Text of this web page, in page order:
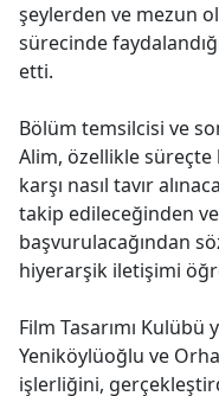
şeylerden ve mezun
sürecinde
etti.
Bölüm temsilcisi ve
Alim, özellikle süreçte
karşı nasıl tavır
takip edileceğinden
başvurulacağından
hiyerarşik iletişimi
Film Tasarımı
Yeniköylüoğlu ve
işlerliğini,